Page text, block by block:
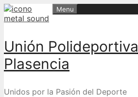
Skip
to
Unión Polideportiva
Plasencia
Unidos por la Pasión del Deporte
Menu